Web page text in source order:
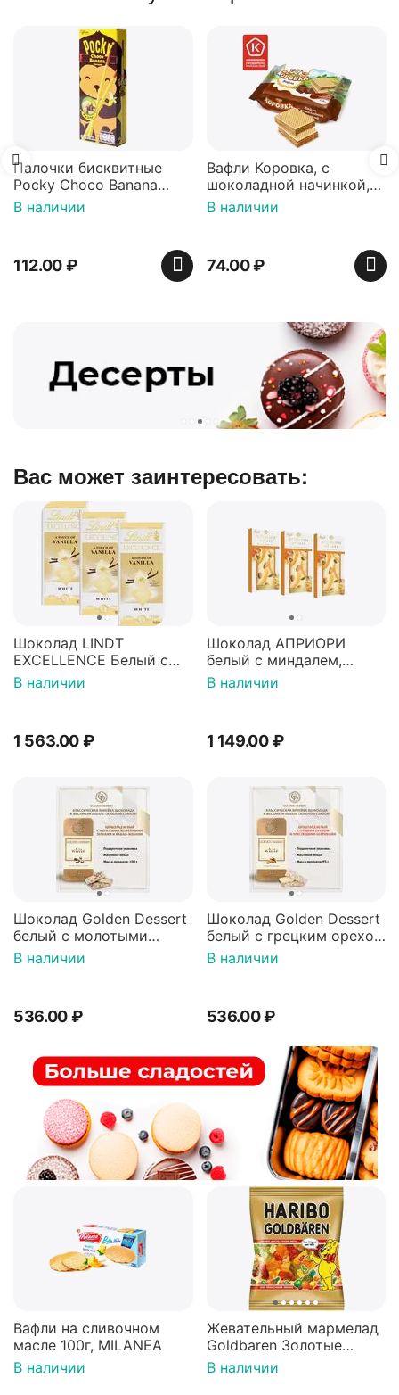
Палочки бисквитные
Pocky Choco Banana
25гр
В наличии
112.00₽
Вафли Коровка, c
шоколадной начинкой,
150 г
В наличии
74.00₽
Вас может заинтересовать:
Шоколад LINDT
EXCELLENCE Белый с
ванилью (Франция) 100г
3штуки
В наличии
1 563.00₽
Шоколад АПРИОРИ
белый с миндалем,
фисташкой и цукатами
апельсина 100г*3штуки
В наличии
1 149.00 ₽
Шоколад Golden Dessert
белый с молотыми
кофейными зернами и
какао-бобами 100г
В наличии
536.00₽
Шоколад Golden Dessert
белый с грецким орехом
и хрустящими
шариками 95г
В наличии
536.00₽
Вафли на сливочном
масле 100г, MILANEA
В наличии
Жевательный мармелад
Goldbaren Золотые
мишки 100г, Германия
В наличии